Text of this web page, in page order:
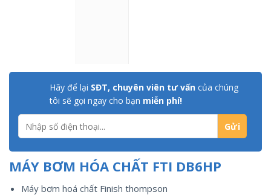
Hãy để lại SĐT, chuyên viên tư vấn của chúng
tôi sẽ gọi ngay cho bạn miễn phí!
MÁY BƠM HÓA CHẤT FTI DB6HP
Máy bơm hoá chất Finish thompson